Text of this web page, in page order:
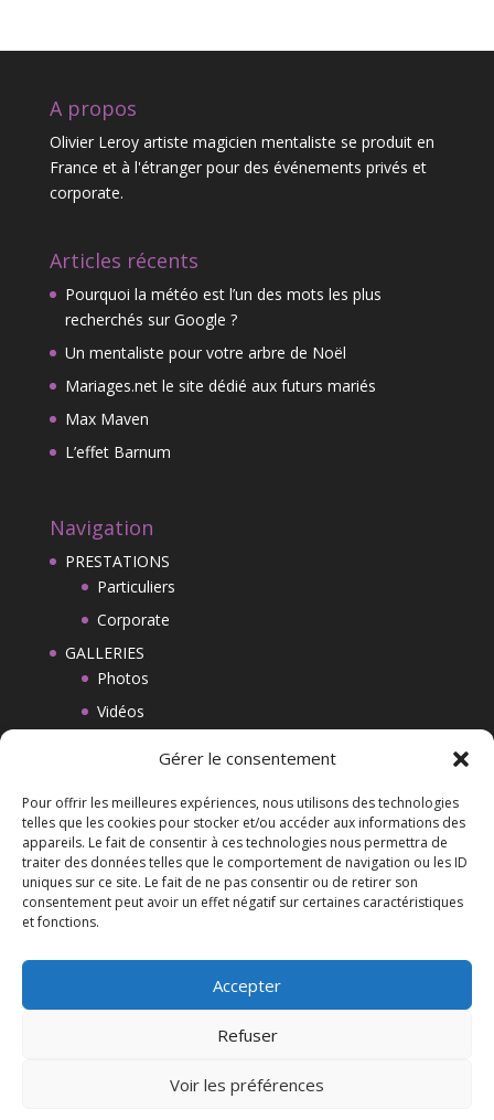
Gérer le consentement
Pour offrir les meilleures expériences, nous utilisons des technologies
telles que les cookies pour stocker et/ou accéder aux informations des
appareils. Le fait de consentir à ces technologies nous permettra de
traiter des données telles que le comportement de navigation ou les ID
uniques sur ce site. Le fait de ne pas consentir ou de retirer son
consentement peut avoir un effet négatif sur certaines caractéristiques
et fonctions.
Accepter
Refuser
Voir les préférences
A propos
Olivier Leroy artiste magicien mentaliste se produit en
France et à l'étranger pour des événements privés et
corporate.
Articles récents
Pourquoi la météo est l’un des mots les plus
recherchés sur Google ?
Un mentaliste pour votre arbre de Noël
Mariages.net le site dédié aux futurs mariés
Max Maven
L’effet Barnum
Navigation
PRESTATIONS
Particuliers
Corporate
GALLERIES
Photos
Vidéos
MENTIONS LEGALES
CGV
Politique de cookies (UE)